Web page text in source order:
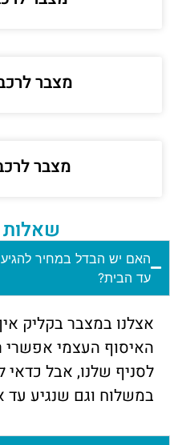
מצבר
מצבר
האם יש הבדל במחיר
עד הבית?
אצלנו במצבר בקליק
האיסוף העצמי אפשרי
לסניף שלנו, אבל
במשלוח וגם שנגיע עד